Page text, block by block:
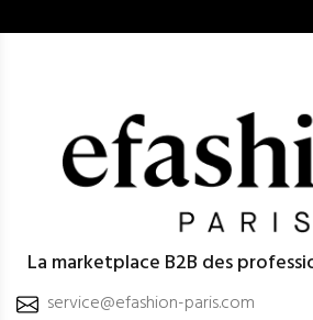
La marketplace B2B des
service@efashion-paris.com